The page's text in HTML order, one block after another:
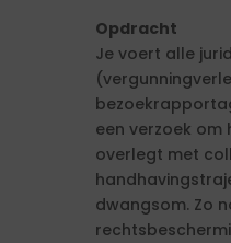
Opdracht
Je voert alle
een verzoek
overlegt met
dwangsom. Zo